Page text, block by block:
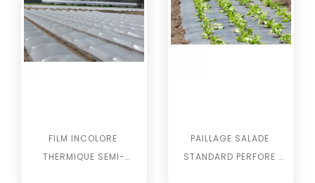
FILM INCOLORE
THERMIQUE SEMI-
PAILLAGE SALADE
STANDARD PERFORE